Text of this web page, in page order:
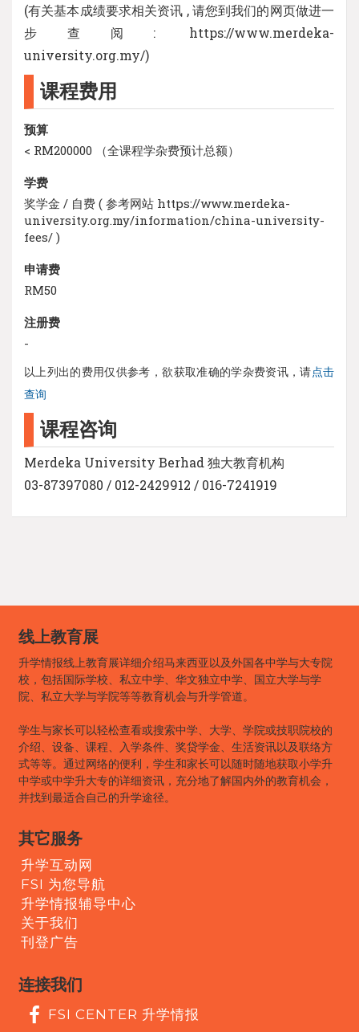
(有关基本成绩要求相关资讯 , 请您到我们的网页做进一
步查阅: https://www.merdeka-
university.org.my/)
课程费用
预算
< RM200000 （全课程学杂费预计总额）
学费
奖学金 / 自费 ( 参考网站 https://www.merdeka-
university.org.my/information/china-university-
fees/ )
申请费
RM50
注册费
-
以上列出的费用仅供参考，欲获取准确的学杂费资讯，请点击
查询
课程咨询
Merdeka University Berhad 独大教育机构
03-87397080 / 012-2429912 / 016-7241919
线上教育展
升学情报线上教育展详细介绍马来西亚以及外国各中学与大专院
校，包括国际学校、私立中学、华文独立中学、国立大学与学
院、私立大学与学院等等教育机会与升学管道。
学生与家长可以轻松查看或搜索中学、大学、学院或技职院校的
介绍、设备、课程、入学条件、奖贷学金、生活资讯以及联络方
式等等。通过网络的便利，学生和家长可以随时随地获取小学升
中学或中学升大专的详细资讯，充分地了解国内外的教育机会，
并找到最适合自己的升学途径。
其它服务
升学互动网
FSI 为您导航
升学情报辅导中心
关于我们
刊登广告
连接我们
FSI CENTER 升学情报